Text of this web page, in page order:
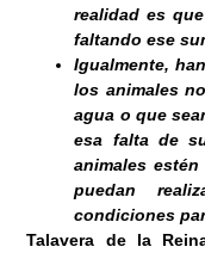
realidad es
faltando ese
Igualmente,
los animales
agua o que
esa falta de
animales
puedan
condiciones
Talavera de la